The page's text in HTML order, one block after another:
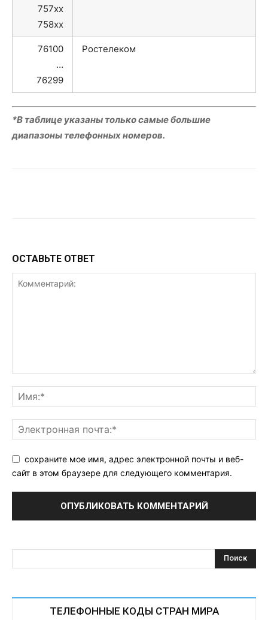
757xx
758xx
76100
…
76299
Ростелеком
*В таблице указаны только самые большие
диапазоны телефонных номеров.
ОСТАВЬТЕ ОТВЕТ
сохраните мое имя, адрес электронной почты и веб-
сайт в этом браузере для следующего комментария.
ТЕЛЕФОННЫЕ КОДЫ СТРАН МИРА